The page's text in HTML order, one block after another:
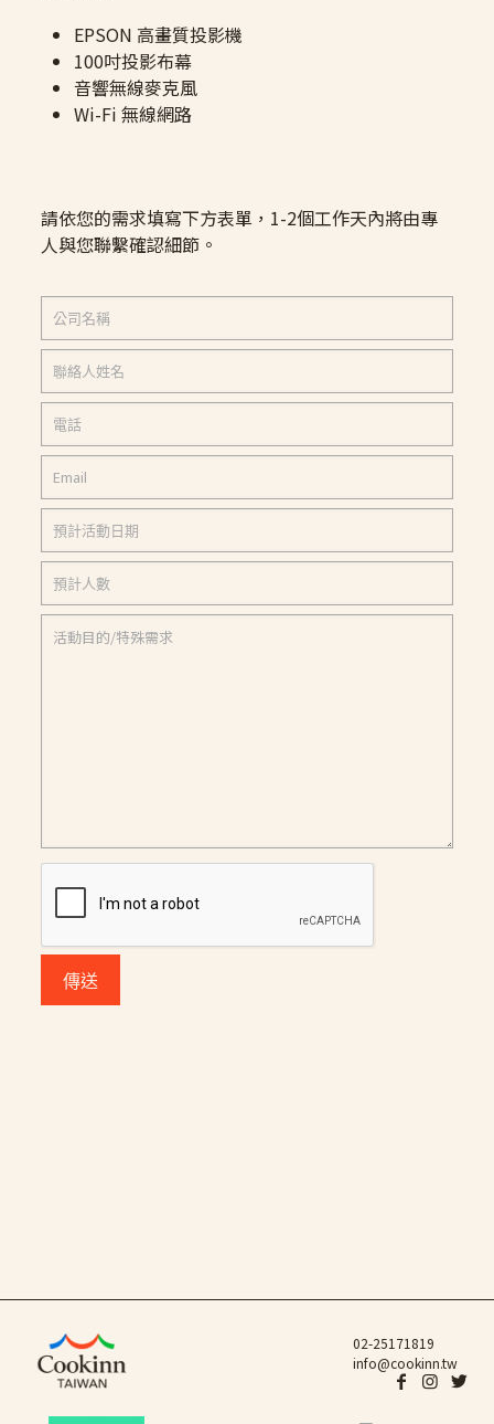
EPSON 高畫質投影機
100吋投影布幕
音響無線麥克風
Wi-Fi 無線網路
請依您的需求填寫下方表單，1-2個工作天內將由專
人與您聯繫確認細節。
02-25171819
info@cookinn.tw